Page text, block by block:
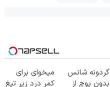
گردونه شانس
بدون پوچ از
میخوای برای
کمر درد زیر تیغ